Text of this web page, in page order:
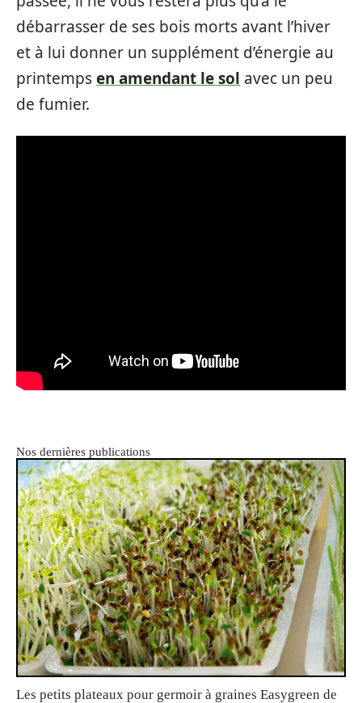
débarrasser de ses bois morts avant l’hiver
et à lui donner un supplément d’énergie au
printempsen amendant le sol avec un peu
de fumier.
Nos dernières publications
Les petits plateaux pour germoir à graines Easygreen de